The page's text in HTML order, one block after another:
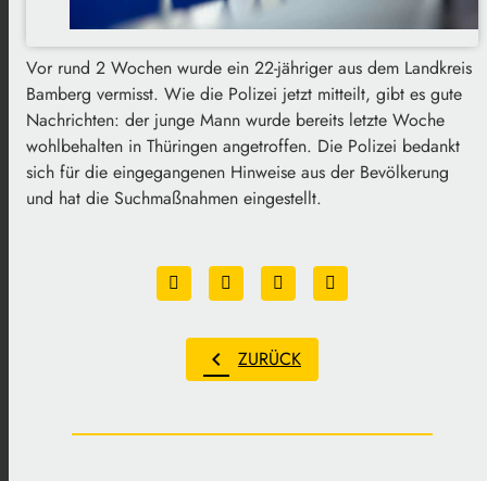
Vor rund 2 Wochen wurde ein 22-jähriger aus dem Landkreis
Bamberg vermisst. Wie die Polizei jetzt mitteilt, gibt es gute
Nachrichten: der junge Mann wurde bereits letzte Woche
wohlbehalten in Thüringen angetroffen. Die Polizei bedankt
sich für die eingegangenen Hinweise aus der Bevölkerung
und hat die Suchmaßnahmen eingestellt.
chevron_left ZURÜCK